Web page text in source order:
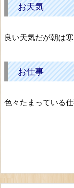
天
気
お
事
お天気
良い天気だが朝は寒
お仕事
色々たまっている